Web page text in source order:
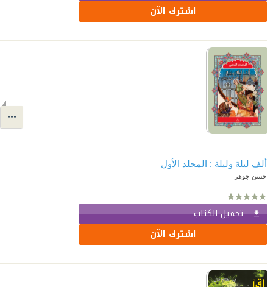
اشترك الآن
ألف ليلة وليلة : المجلد الأول
حسن جوهر
تحميل الكتاب
اشترك الآن